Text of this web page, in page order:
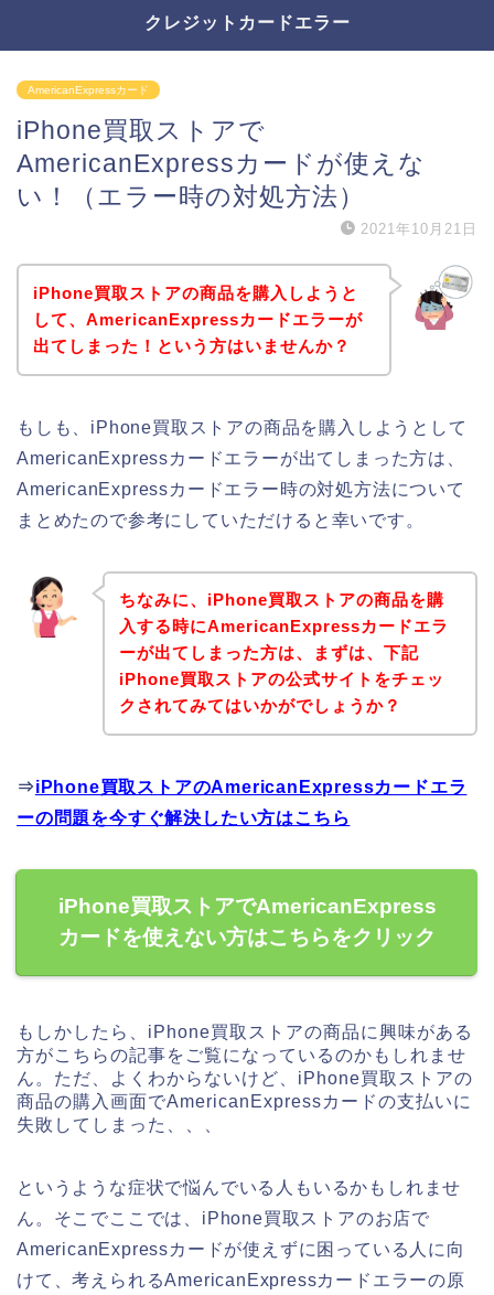
クレジットカードエラー
AmericanExpressカード
iPhone買取ストアで
AmericanExpressカードが使えな
い！（エラー時の対処方法）
2021年10月21日
iPhone買取ストアの商品を購入しようと
して、AmericanExpressカードエラーが
出てしまった！という方はいませんか？
もしも、iPhone買取ストアの商品を購入しようとして
AmericanExpressカードエラーが出てしまった方は、
AmericanExpressカードエラー時の対処方法について
まとめたので参考にしていただけると幸いです。
ちなみに、iPhone買取ストアの商品を購
入する時にAmericanExpressカードエラ
ーが出てしまった方は、まずは、下記
iPhone買取ストアの公式サイトをチェッ
クされてみてはいかがでしょうか？
⇒iPhone買取ストアのAmericanExpressカードエラ
ーの問題を今すぐ解決したい方はこちら
iPhone買取ストアでAmericanExpress
カードを使えない方はこちらをクリック
もしかしたら、iPhone買取ストアの商品に興味がある
方がこちらの記事をご覧になっているのかもしれませ
ん。ただ、よくわからないけど、iPhone買取ストアの
商品の購入画面でAmericanExpressカードの支払いに
失敗してしまった、、、
というような症状で悩んでいる人もいるかもしれませ
ん。そこでここでは、iPhone買取ストアのお店で
AmericanExpressカードが使えずに困っている人に向
けて、考えられるAmericanExpressカードエラーの原